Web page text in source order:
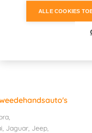
,
, Jaguar, Jeep,
ALLE COOKIES